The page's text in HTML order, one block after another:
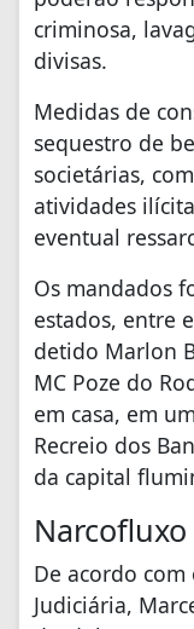
criminosa,
divisas.
Medidas de
sequestro de
societárias,
atividades
eventual
Os mandados
estados, entre
detido Marlon
MC Poze do
em casa, em
Recreio dos
da capital
Narcofluxo
De acordo
Judiciária,